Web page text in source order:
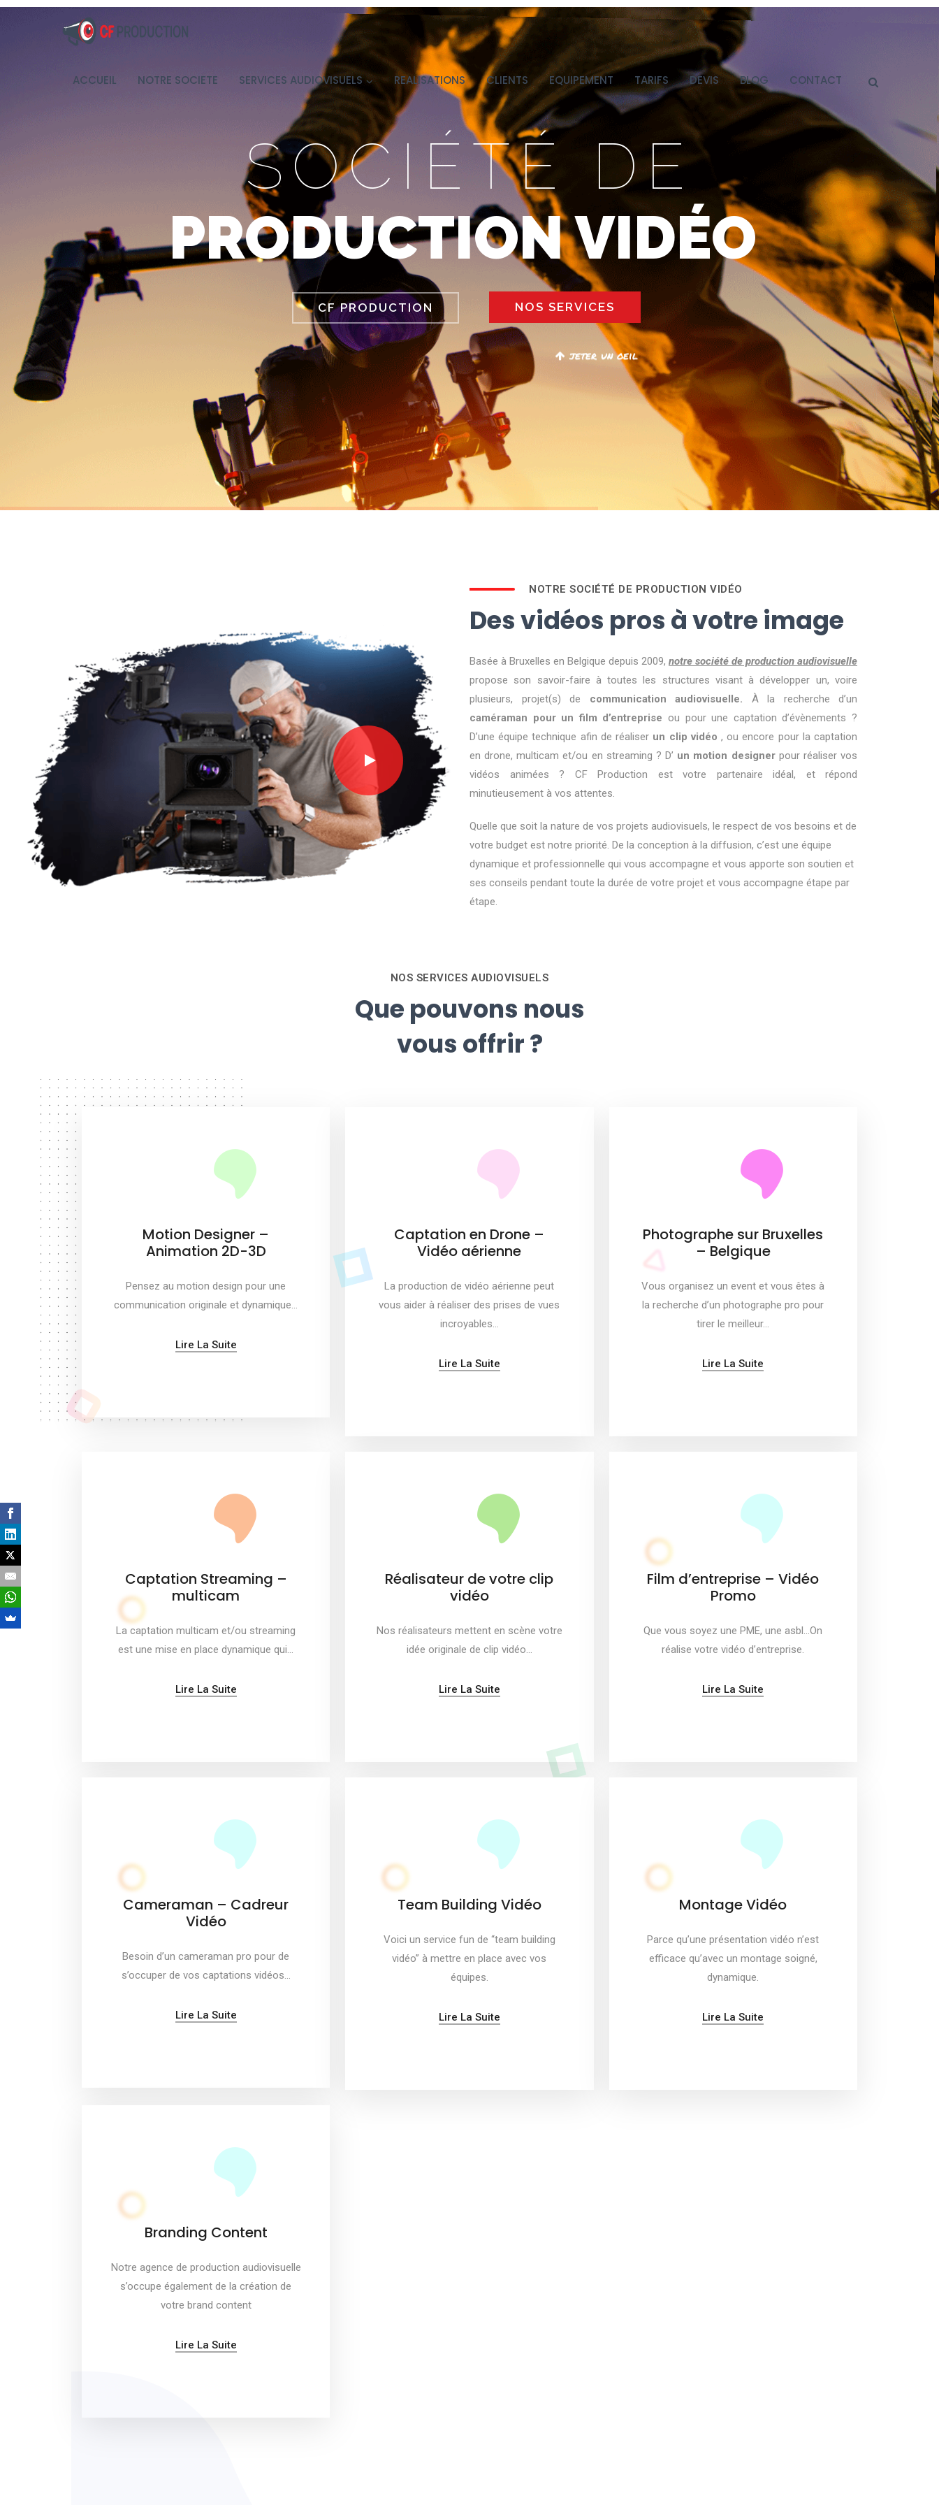
ACCUEIL NOTRE SOCIETE SERVICES AUDIOVISUELS REALISATIONS CLIENTS EQUIPEMENT TARIFS DEVIS BLOG CONTACT
SOCIÉTÉ DE
PRODUCTION VIDÉO
jeter un oeil
CF PRODUCTION NOS SERVICES
NOTRE SOCIÉTÉ DE PRODUCTION VIDÉO
Des vidéos pros à votre image
Basée à Bruxelles en Belgique depuis 2009, notre société de production audiovisuelle
propose son savoir-faire à toutes les structures visant à développer un, voire
plusieurs, projet(s) de communication audiovisuelle. À la recherche d’un
caméraman pour un film d’entreprise ou pour une captation d’évènements ?
D’une équipe technique afin de réaliser un clip vidéo , ou encore pour la captation
en drone, multicam et/ou en streaming ? D’ un motion designerpour réaliser vos
vidéos animées ? CF Production est votre partenaire idéal, et répond
minutieusement à vos attentes.
Quelle que soit la nature de vos projets audiovisuels, le respect de vos besoins et de
votre budget est notre priorité. De la conception à la diffusion, c’est une équipe
dynamique et professionnelle qui vous accompagne et vous apporte son soutien et
ses conseils pendant toute la durée de votre projet et vous accompagne étape par
étape.
NOS SERVICES AUDIOVISUELS
Que pouvons nous
vous offrir ?
Motion Designer –
Animation 2D-3D
Pensez au motion design pour une
communication originale et dynamique…
Lire La Suite
Captation en Drone –
Vidéo aérienne
La production de vidéo aérienne peut
vous aider à réaliser des prises de vues
incroyables…
Lire La Suite
Photographe sur Bruxelles
– Belgique
Vous organisez un event et vous êtes à
la recherche d’un photographe pro pour
tirer le meilleur…
Lire La Suite
Captation Streaming –
multicam
La captation multicam et/ou streaming
est une mise en place dynamique qui…
Lire La Suite
Réalisateur de votre clip
vidéo
Nos réalisateurs mettent en scène votre
idée originale de clip vidéo…
Lire La Suite
Film d’entreprise – Vidéo
Promo
Que vous soyez une PME, une asbl…On
réalise votre vidéo d’entreprise.
Lire La Suite
Cameraman – Cadreur
Vidéo
Besoin d’un cameraman pro pour de
s’occuper de vos captations vidéos…
Lire La Suite
Team Building Vidéo
Voici un service fun de “team building
vidéo” à mettre en place avec vos
équipes.
Lire La Suite
Montage Vidéo
Parce qu’une présentation vidéo n’est
efficace qu’avec un montage soigné,
dynamique.
Lire La Suite
Branding Content
Notre agence de production audiovisuelle
s’occupe également de la création de
votre brand content
Lire La Suite